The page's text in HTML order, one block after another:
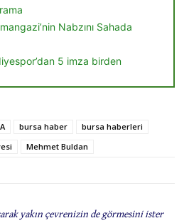
Nabzını Sahada
5 imza birden
bursa haber
bursa haberleri
Mehmet Buldan
yakın çevrenizin de görmesini ister